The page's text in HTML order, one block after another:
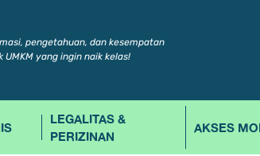
pengetahuan, dan kesempatan
UMKM yang ingin naik kelas!
LEGALITAS &
PERIZINAN
AKSES